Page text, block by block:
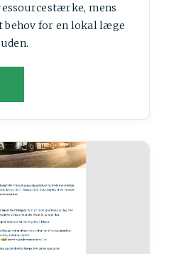
mens
behov for en lokal læge